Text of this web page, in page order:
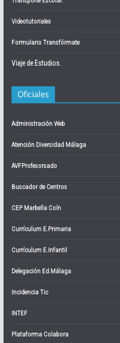
Videotutoriales
Formulario Transfórmate
Viaje de Estudios.
Oficiales
Administración Web
Atención Diversidad Málaga
AVFProfesorsado
Buscador de Centros
CEP Marbella Coín
Currículum E.Primaria
Currículum E.Infantil
Delegación Ed.Málaga
Incidencia Tic
INTEF
Plataforma Colabora